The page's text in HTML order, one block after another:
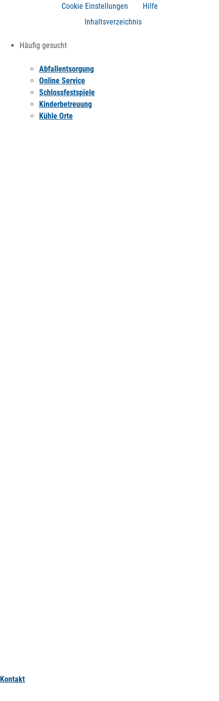
Cookie Einstellungen
Hilfe
Inhaltsverzeichnis
Häufig gesucht
Abfallentsorgung
Online Service
Schlossfestspiele
Kinderbetreuung
Kühle Orte
Kontakt